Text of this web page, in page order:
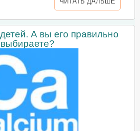
А вы его правильно
выбираете?